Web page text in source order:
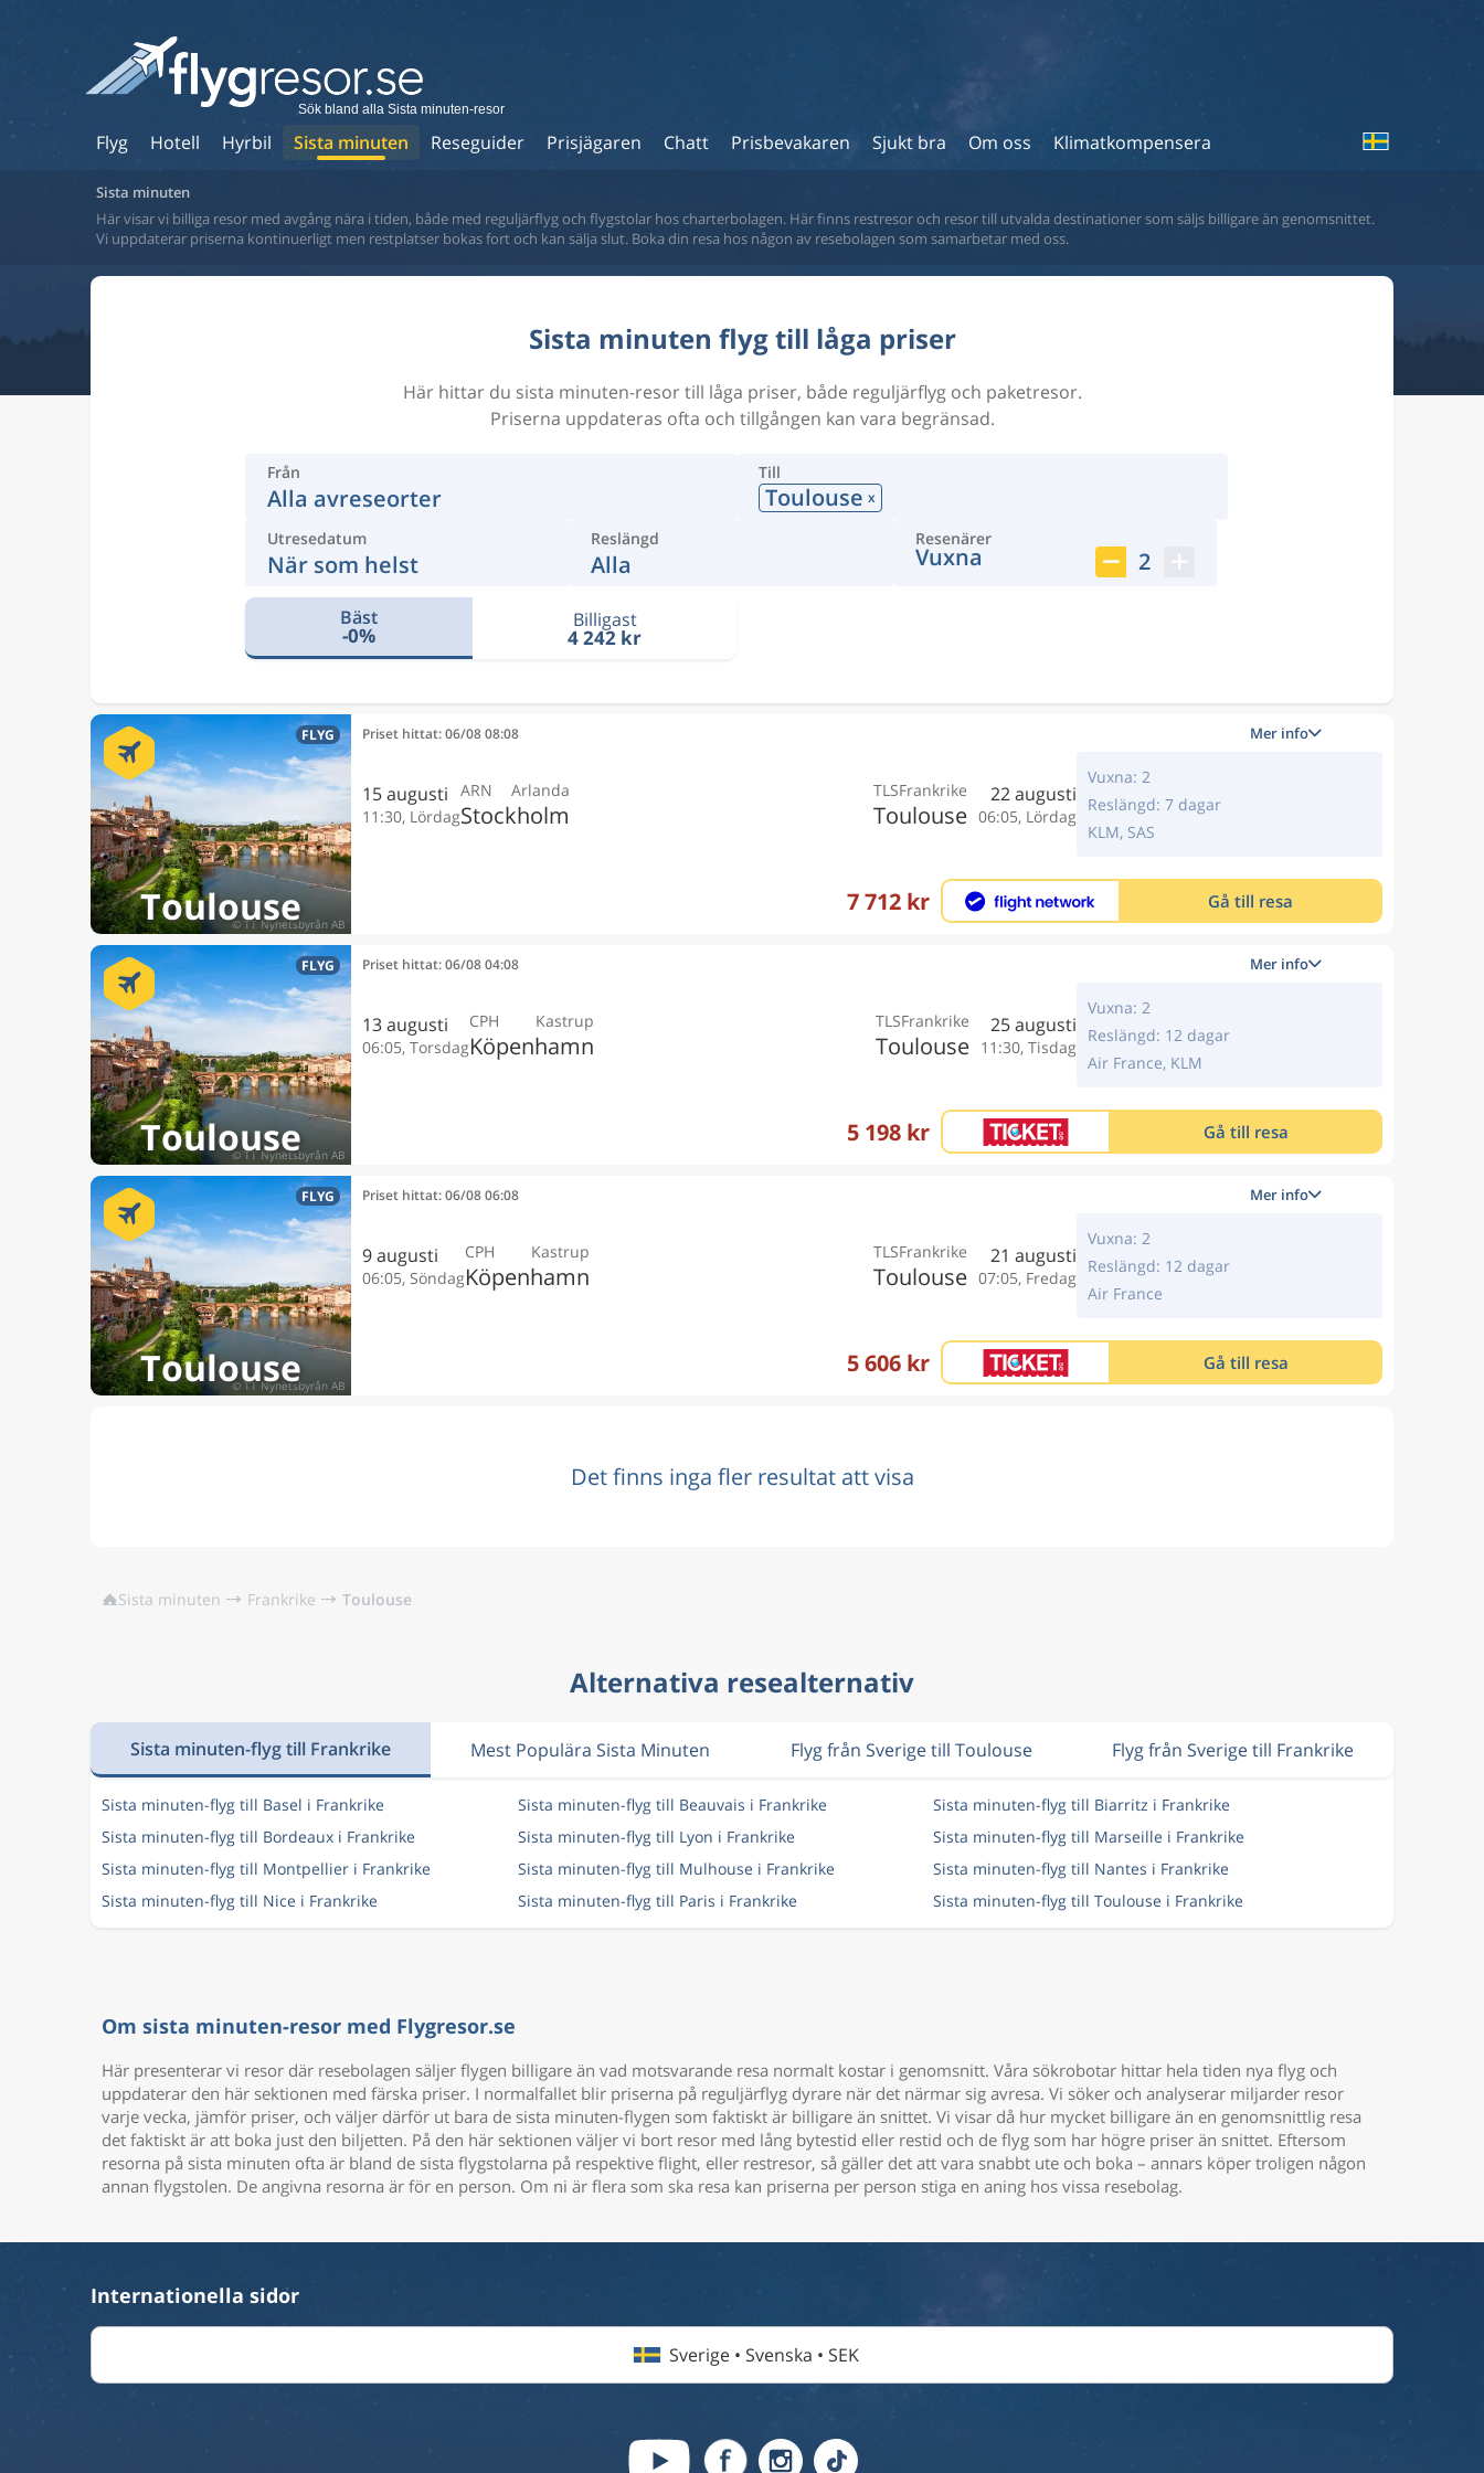
Flyg Hotell Hyrbil Sista minuten Reseguider Prisjägaren Chatt Prisbevakaren Sjukt bra Om oss Klimatkompensera
Sök bland alla Sista minuten-resor
Sista minuten
Här visar vi billiga resor med avgång nära i tiden, både med reguljärflyg och flygstolar hos charterbolagen. Här finns restresor och resor till utvalda destinationer som säljs billigare än genomsnittet.
Vi uppdaterar priserna kontinuerligt men restplatser bokas fort och kan sälja slut. Boka din resa hos någon av resebolagen som samarbetar med oss.
Sista minuten flyg till låga priser
Här hittar du sista minuten-resor till låga priser, både reguljärflyg och paketresor.
Priserna uppdateras ofta och tillgången kan vara begränsad.
Från
Alla avreseorter
Till
Toulouse x
Utresedatum
När som helst
Reslängd
Alla
Resenärer
Vuxna 2
Bäst
-0%
Billigast
4 242 kr
Toulouse
FLYG Priset hittat: 06/08 08:08 Mer info
15 augusti
11:30, Lördag
ARN Arlanda
Stockholm
TLSFrankrike
Toulouse
22 augusti
06:05, Lördag
Vuxna: 2
Reslängd: 7 dagar
KLM, SAS
7 712 kr Gå till resa
Toulouse
FLYG Priset hittat: 06/08 04:08 Mer info
13 augusti
06:05, Torsdag
CPH Kastrup
Köpenhamn
TLSFrankrike
Toulouse
25 augusti
11:30, Tisdag
Vuxna: 2
Reslängd: 12 dagar
Air France, KLM
5 198 kr Gå till resa
Toulouse
FLYG Priset hittat: 06/08 06:08 Mer info
9 augusti
06:05, Söndag
CPH Kastrup
Köpenhamn
TLSFrankrike
Toulouse
21 augusti
07:05, Fredag
Vuxna: 2
Reslängd: 12 dagar
Air France
5 606 kr Gå till resa
Det finns inga fler resultat att visa
Sista minuten Frankrike Toulouse
Alternativa resealternativ
Sista minuten-flyg till Frankrike Mest Populära Sista Minuten Flyg från Sverige till Toulouse Flyg från Sverige till Frankrike
Sista minuten-flyg till Basel i Frankrike Sista minuten-flyg till Beauvais i Frankrike
Sista minuten-flyg till Biarritz i Frankrike
Sista minuten-flyg till Bordeaux i Frankrike
Sista minuten-flyg till Lyon i Frankrike
Sista minuten-flyg till Marseille i Frankrike
Sista minuten-flyg till Montpellier i Frankrike
Sista minuten-flyg till Mulhouse i Frankrike
Sista minuten-flyg till Nantes i Frankrike
Sista minuten-flyg till Nice i Frankrike
Sista minuten-flyg till Paris i Frankrike Sista minuten-flyg till Toulouse i Frankrike
Om sista minuten-resor med Flygresor.se
Här presenterar vi resor där resebolagen säljer flygen billigare än vad motsvarande resa normalt kostar i genomsnitt. Våra sökrobotar hittar hela tiden nya flyg och
uppdaterar den här sektionen med färska priser. I normalfallet blir priserna på reguljärflyg dyrare när det närmar sig avresa. Vi söker och analyserar miljarder resor
varje vecka, jämför priser, och väljer därför ut bara de sista minuten-flygen som faktiskt är billigare än snittet. Vi visar då hur mycket billigare än en genomsnittlig resa
det faktiskt är att boka just den biljetten. På den här sektionen väljer vi bort resor med lång bytestid eller restid och de flyg som har högre priser än snittet. Eftersom
resorna på sista minuten ofta är bland de sista flygstolarna på respektive flight, eller restresor, så gäller det att vara snabbt ute och boka – annars köper troligen någon
annan flygstolen. De angivna resorna är för en person. Om ni är flera som ska resa kan priserna per person stiga en aning hos vissa resebolag.
Internationella sidor
Sverige • Svenska • SEK